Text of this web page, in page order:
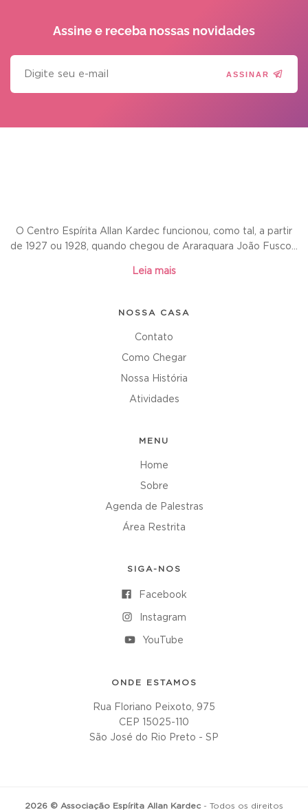
Assine e receba nossas novidades
ASSINAR
O Centro Espírita Allan Kardec funcionou, como tal, a partir
de 1927 ou 1928, quando chegou de Araraquara João Fusco...
Leia mais
NOSSA CASA
Contato
Como Chegar
Nossa História
Atividades
MENU
Home
Sobre
Agenda de Palestras
Área Restrita
SIGA-NOS
Facebook
Instagram
YouTube
ONDE ESTAMOS
Rua Floriano Peixoto, 975
CEP 15025-110
São José do Rio Preto - SP
2026 © Associação Espírita Allan Kardec - Todos os direitos